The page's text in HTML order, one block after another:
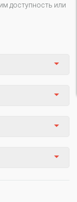
доступность или